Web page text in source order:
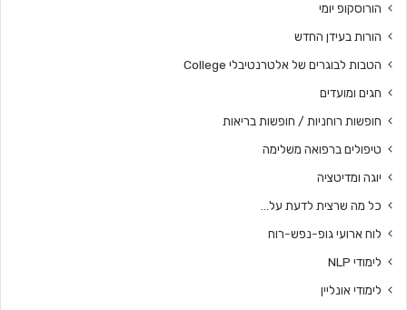
הורוסקופ יומי
הורות בעידן החדש
הטבות לבוגרים של אלטרנטיבלי College
חגים ומועדים
חופשות רוחניות / חופשות בריאות
טיפולים ברפואה משלימה
יוגה ומדיטציה
כל מה שרצית לדעת על…
לוח ארועי גופ-נפש-רוח
לימודי NLP
לימודי אונליין